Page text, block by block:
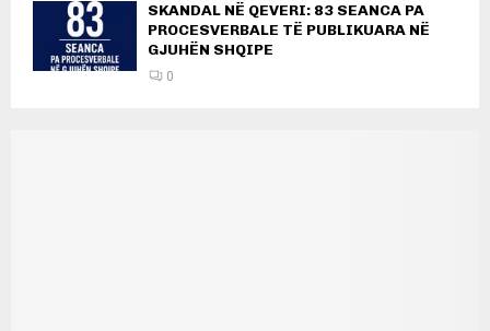
SKANDAL NË QEVERI: 83 SEANCA PA
PROCESVERBALE TË PUBLIKUARA NË
GJUHËN SHQIPE
0